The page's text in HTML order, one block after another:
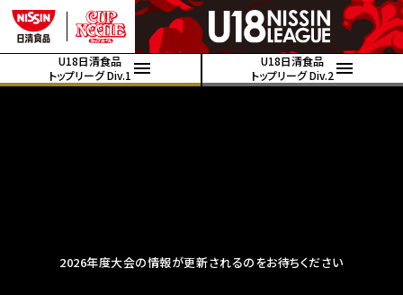
U18日清食品
トップリーグ Div.1
U18日清食品
トップリーグ Div.2
2026年度大会の情報が更新されるのをお待ちください